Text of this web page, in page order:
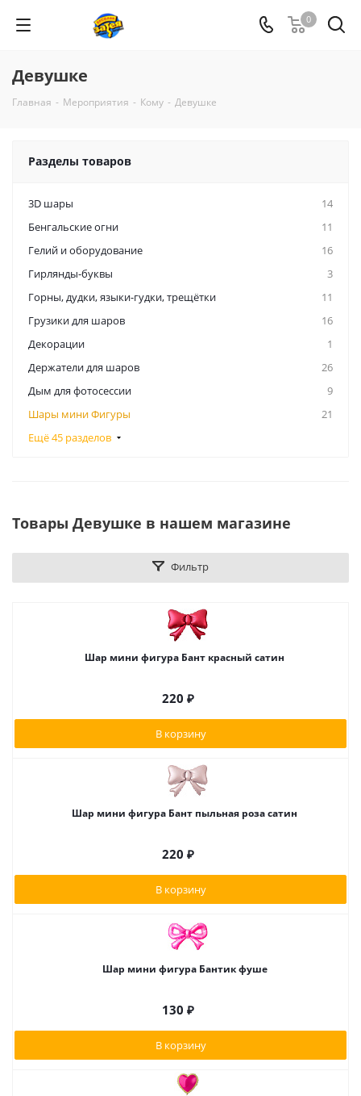
0
Девушке
Главная - Мероприятия - Кому - Девушке
Разделы товаров
3D шары
14
Бенгальские огни
11
Гелий и оборудование
16
Гирлянды-буквы
3
Горны, дудки, языки-гудки, трещётки
11
Грузики для шаров
16
Декорации
1
Держатели для шаров
26
Дым для фотосессии
9
Шары мини Фигуры
21
Ещё 45 разделов
Товары Девушке в нашем магазине
Фильтр
Шар мини фигура Бант красный сатин
220 ₽
В корзину
Шар мини фигура Бант пыльная роза сатин
220 ₽
В корзину
Шар мини фигура Бантик фуше
130 ₽
В корзину